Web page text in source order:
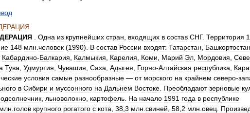
Одна из крупнейших стран входящих в состав СНГ. Территория
148 млн человек (1990). В состав России входят: Татарстан Башкортостан
Кабардино-Балкария Калмыкия Карелия Коми Марий Эл Мордовия
Тува Удмуртия Чувашия Саха Адыгея Горно-Алтайская республика
условия самые разнообразные — от морского на крайнем северо-
в Сибири и муссонного на Дальнем Востоке Преобладают зерновые
льноволокно картофель На начало 1991 года в республике
млн голов крупного рогатого с кота 38 3 млн свиней 58 2 млн овец